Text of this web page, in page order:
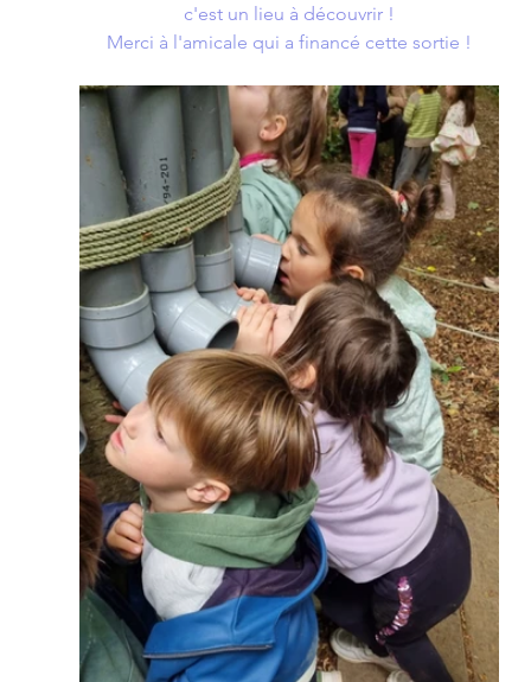
c'est un lieu à découvrir !
Merci à l'amicale qui a financé cette sortie !